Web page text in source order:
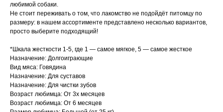
любимой собаки.
Не стоит переживать о том, что лакомство не подойдёт питомцу по
размеру: в нашем ассортименте представлено несколько вариантов,
просто выберите подходящий!
*Шкала жесткости 1-5, где 1 — самое мягкое, 5 — самое жесткое
Назначение: Долгоиграющие
Вид мяса: Говядина
Назначение: Для суставов
Назначение: Для чистки зубов
Возраст любимца: От 3х месяцев
Возраст любимца: От 6 месяцев